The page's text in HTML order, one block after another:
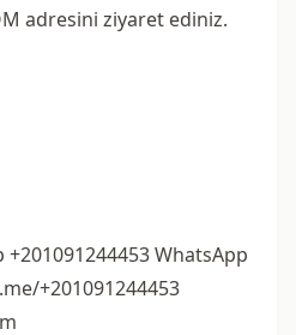
adresini ziyaret ediniz.
WhatsApp
+201091244453